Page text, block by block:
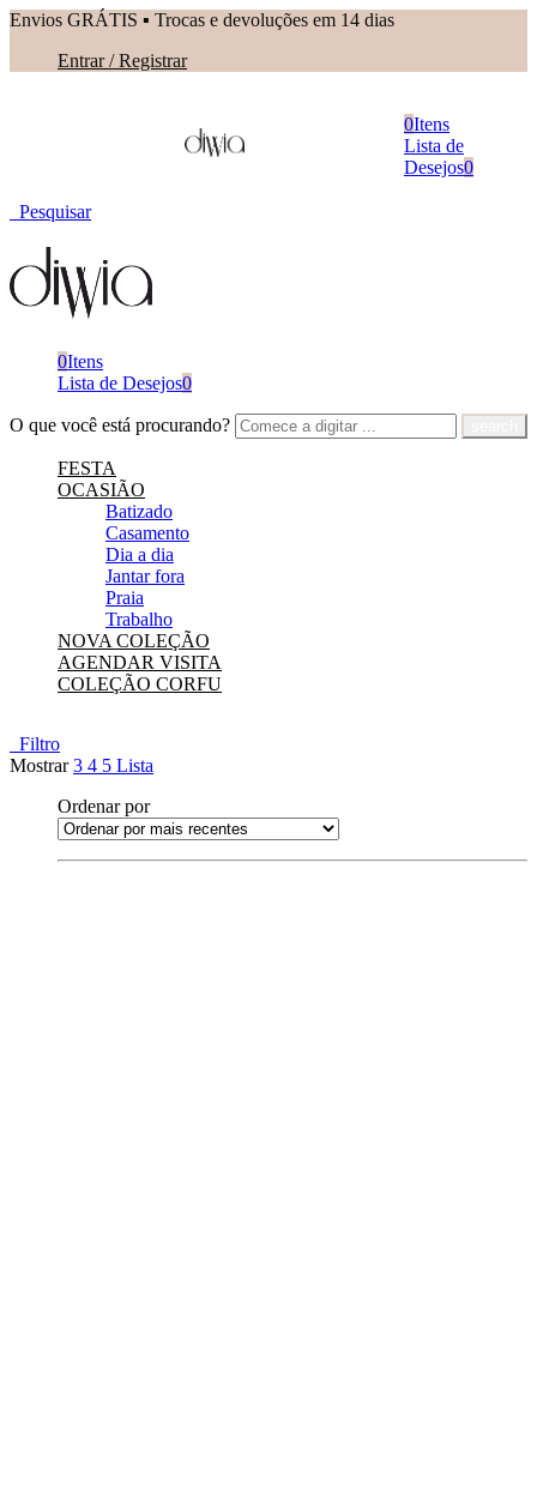
Envios GRÁTIS ▪︎ Trocas e devoluções em 14 dias
Entrar / Registrar
0Itens
Lista de
Desejos0
Pesquisar
0Itens
Lista de Desejos0
O que você está procurando?
FESTA
OCASIÃO
Batizado
Casamento
Dia a dia
Jantar fora
Praia
Trabalho
NOVA COLEÇÃO
AGENDAR VISITA
COLEÇÃO CORFU
Filtro
Mostrar3 4 5 Lista
Ordenar por